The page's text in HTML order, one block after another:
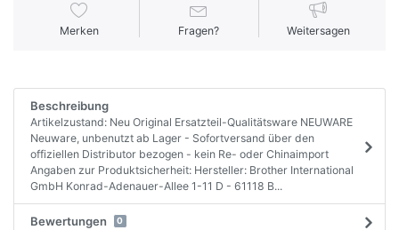
Merken Fragen? Weitersagen
Beschreibung
Artikelzustand: Neu Original Ersatzteil-Qualitätsware NEUWARE
Neuware, unbenutzt ab Lager - Sofortversand über den
offiziellen Distributor bezogen - kein Re- oder Chinaimport
Angaben zur Produktsicherheit: Hersteller: Brother International
GmbH Konrad-Adenauer-Allee 1-11 D - 61118 B...
Bewertungen 0